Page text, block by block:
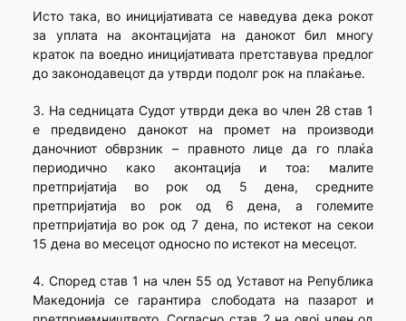
Исто така, во иницијативата се наведува дека рокот
за уплата на аконтацијата на данокот бил многу
краток па воедно иницијативата претставува предлог
до законодавецот да утврди подолг рок на плаќање.
3. На седницата Судот утврди дека во член 28 став 1
е предвидено данокот на промет на производи
даночниот обврзник – правното лице да го плаќа
периодично како аконтација и тоа: малите
претпријатија во рок од 5 дена, средните
претпријатија во рок од 6 дена, а големите
претпријатија во рок од 7 дена, по истекот на секои
15 дена во месецот односно по истекот на месецот.
4. Според став 1 на член 55 од Уставот на Република
Македонија се гарантира слободата на пазарот и